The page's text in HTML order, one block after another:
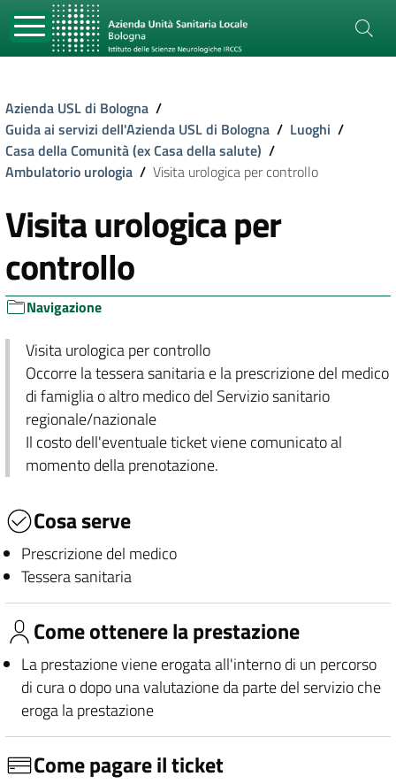
Azienda USL di Bologna /
Guida ai servizi dell'Azienda USL di Bologna / Luoghi /
Casa della Comunità (ex Casa della salute) /
Ambulatorio urologia / Visita urologica per controllo
Visita urologica per
controllo
Navigazione
Visita urologica per controllo
Occorre la tessera sanitaria e la prescrizione del medico
di famiglia o altro medico del Servizio sanitario
regionale/nazionale
Il costo dell'eventuale ticket viene comunicato al
momento della prenotazione.
Cosa serve
Prescrizione del medico
Tessera sanitaria
Come ottenere la prestazione
La prestazione viene erogata all'interno di un percorso
di cura o dopo una valutazione da parte del servizio che
eroga la prestazione
Come pagare il ticket